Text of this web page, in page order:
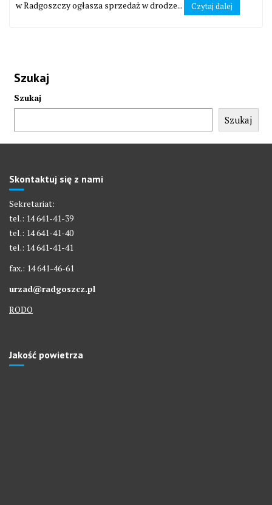
w Radgoszczy ogłasza sprzedaż w drodze...
Czytaj dalej
Szukaj
Szukaj
Szukaj
Skontaktuj się z nami
Sekretariat:
tel.: 14 641-41-39
tel.: 14 641-41-40
tel.: 14 641-41-41
fax.: 14 641-46-61
urzad@radgoszcz.pl
RODO
Jakość powietrza